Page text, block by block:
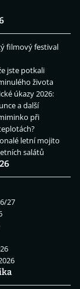
filmový festival
jste potkali
života
úkazy 2026:
a další
při
letní mojito
salátů
27